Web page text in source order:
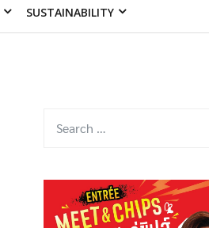
SUSTAINABILITY